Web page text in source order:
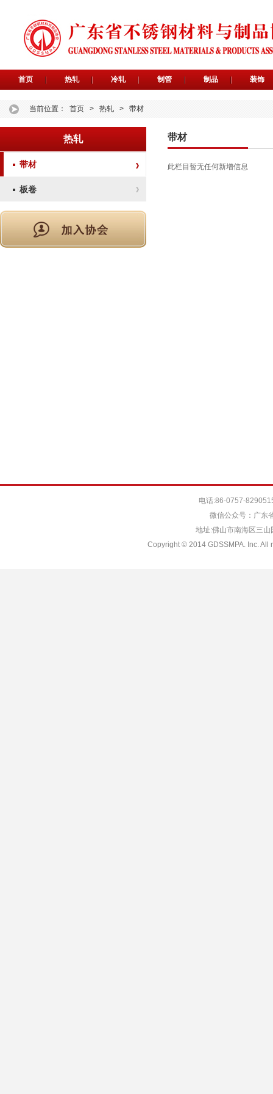
首页 热轧 冷轧 制管 制品 装饰
当前位置： 首页 > 热轧 > 带材
热轧
带材
板卷
带材
此栏目暂无任何新增信息
电话:86-0757-
微信公众号：广东
地址:佛山市南海区三
Copyright © 2014 GDSSMPA. Inc. All